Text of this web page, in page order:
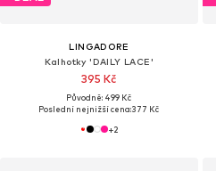
LINGADORE
Kalhotky 'DAILY LACE'
395 Kč
Původně: 499 Kč
Poslední nejnižší cena:377 Kč
+2